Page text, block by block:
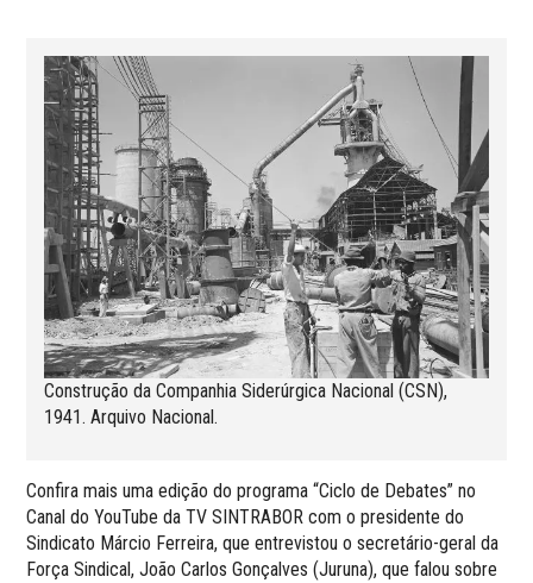
Construção da Companhia Siderúrgica Nacional (CSN),
1941. Arquivo Nacional.
Confira mais uma edição do programa “Ciclo de Debates” no
Canal do YouTube da TV SINTRABOR com o presidente do
Sindicato Márcio Ferreira, que entrevistou o secretário-geral da
Força Sindical, João Carlos Gonçalves (Juruna), que falou sobre